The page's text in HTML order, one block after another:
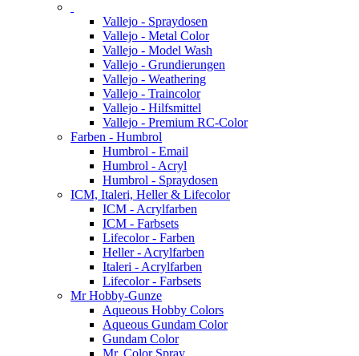
Vallejo - Spraydosen
Vallejo - Metal Color
Vallejo - Model Wash
Vallejo - Grundierungen
Vallejo - Weathering
Vallejo - Traincolor
Vallejo - Hilfsmittel
Vallejo - Premium RC-Color
Farben - Humbrol
Humbrol - Email
Humbrol - Acryl
Humbrol - Spraydosen
ICM, Italeri, Heller & Lifecolor
ICM - Acrylfarben
ICM - Farbsets
Lifecolor - Farben
Heller - Acrylfarben
Italeri - Acrylfarben
Lifecolor - Farbsets
Mr Hobby-Gunze
Aqueous Hobby Colors
Aqueous Gundam Color
Gundam Color
Mr. Color Spray